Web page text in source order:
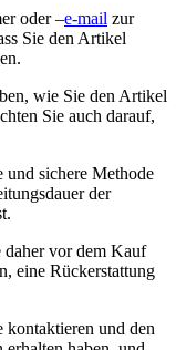
oder –e-mail zur
Sie den Artikel
wie⁣ Sie den‍ Artikel
Sie auch darauf,
und sichere Methode
der
daher ‌vor⁤ dem Kauf
eine Rückerstattung
kontaktieren und den